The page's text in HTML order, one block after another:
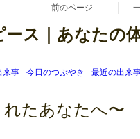
前のページ
ース｜あなたの
来事 今日のつぶやき 最近の出来
たあなたへ〜